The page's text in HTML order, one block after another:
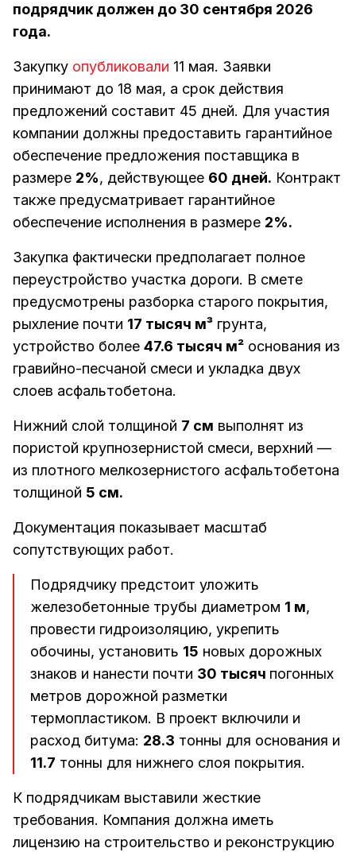
подрядчик должен до 30 сентября 2026
года.
Закупку опубликовали 11 мая. Заявки
принимают до 18 мая, а срок действия
предложений составит 45 дней. Для участия
компании должны предоставить гарантийное
обеспечение предложения поставщика в
размере 2%, действующее 60 дней. Контракт
также предусматривает гарантийное
обеспечение исполнения в размере 2%.
Закупка фактически предполагает полное
переустройство участка дороги. В смете
предусмотрены разборка старого покрытия,
рыхление почти 17 тысяч м³ грунта,
устройство более 47.6 тысяч м² основания из
гравийно-песчаной смеси и укладка двух
слоев асфальтобетона.
Нижний слой толщиной 7 см выполнят из
пористой крупнозернистой смеси, верхний —
из плотного мелкозернистого асфальтобетона
толщиной 5 см.
Документация показывает масштаб
сопутствующих работ.
Подрядчику предстоит уложить
железобетонные трубы диаметром 1 м,
провести гидроизоляцию, укрепить
обочины, установить 15 новых дорожных
знаков и нанести почти 30 тысяч погонных
метров дорожной разметки
термопластиком. В проект включили и
расход битума: 28.3 тонны для основания и
11.7 тонны для нижнего слоя покрытия.
К подрядчикам выставили жесткие
требования. Компания должна иметь
лицензию на строительство и реконструкцию